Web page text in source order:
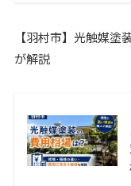
【羽村市】光触媒
が解説